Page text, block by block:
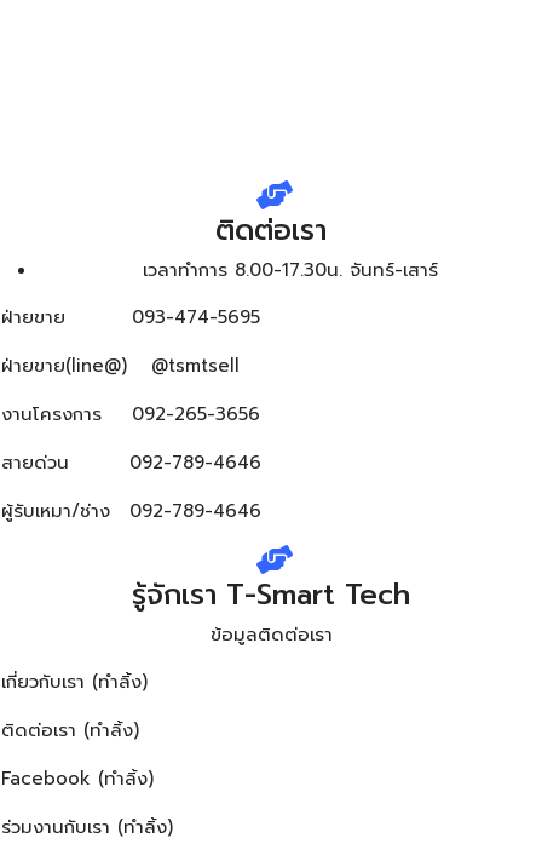
ติดต่อเรา
เวลาทำการ 8.00-17.30น. จันทร์-เสาร์
ฝ่ายขาย
093-474-5695
ฝ่ายขาย(line@)
@tsmtsell
งานโครงการ
092-265-3656
สายด่วน
092-789-4646
ผู้รับเหมา/ช่าง
092-789-4646
รู้จักเรา T-Smart Tech
ข้อมูลติดต่อเรา
เกี่ยวกับเรา (ทำลิ้ง)
ติดต่อเรา (ทำลิ้ง)
Facebook (ทำลิ้ง)
ร่วมงานกับเรา (ทำลิ้ง)